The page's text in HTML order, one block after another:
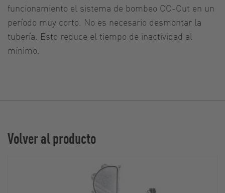
funcionamiento el sistema de bombeo CC-Cut en un
período muy corto. No es necesario desmontar la
tubería. Esto reduce el tiempo de inactividad al
mínimo.
Volver al producto